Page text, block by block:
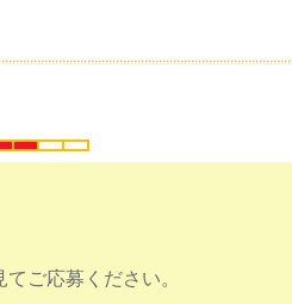
ご応募ください。